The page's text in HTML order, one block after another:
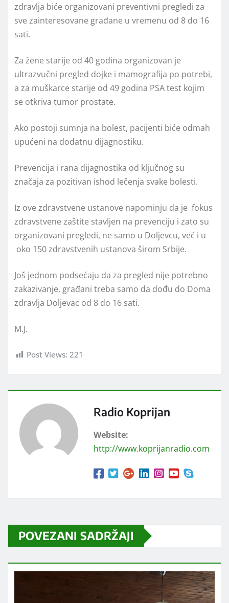
zdravlja biće organizovani preventivni pregledi za
sve zainteresovane građane u vremenu od 8 do 16
sati.
Za žene starije od 40 godina organizovan je
ultrazvučni pregled dojke i mamografija po potrebi,
a za muškarce starije od 49 godina PSA test kojim
se otkriva tumor prostate.
Ako postoji sumnja na bolest, pacijenti biće odmah
upućeni na dodatnu dijagnostiku.
Prevencija i rana dijagnostika od ključnog su
značaja za pozitivan ishod lečenja svake bolesti.
Iz ove zdravstvene ustanove napominju da je fokus
zdravstvene zaštite stavljen na prevenciju i zato su
organizovani pregledi, ne samo u Doljevcu, već i u
oko 150 zdravstvenih ustanova širom Srbije.
Još jednom podsećaju da za pregled nije potrebno
zakazivanje, građani treba samo da dođu do Doma
zdravlja Doljevac od 8 do 16 sati.
M.J.
Post Views: 221
Radio Koprijan
Website:
http://www.koprijanradio.com
POVEZANI SADRŽAJI